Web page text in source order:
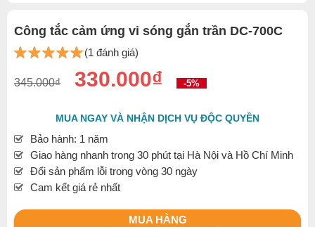
Công tắc cảm ứng vi sóng gắn trần DC-700C
(1 đánh giá)
345.000₫ 330.000₫ -5%
MUA NGAY VÀ NHẬN DỊCH VỤ ĐỘC QUYỀN
Bảo hành: 1 năm
Giao hàng nhanh trong 30 phút tại Hà Nội và Hồ Chí Minh
Đổi sản phẩm lỗi trong vòng 30 ngày
Cam kết giá rẻ nhất
MUA HÀNG